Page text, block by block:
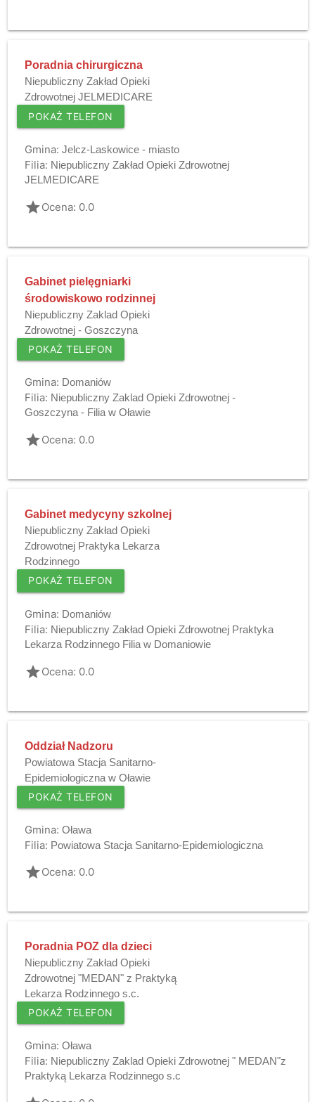
Poradnia chirurgiczna
Niepubliczny Zakład Opieki
Zdrowotnej JELMEDICARE
POKAŻ TELEFON
Gmina: Jelcz-Laskowice - miasto
Filia: Niepubliczny Zakład Opieki Zdrowotnej
JELMEDICARE
gradeOcena: 0.0
Gabinet pielęgniarki
środowiskowo rodzinnej
Niepubliczny Zaklad Opieki
Zdrowotnej - Goszczyna
POKAŻ TELEFON
Gmina: Domaniów
Filia: Niepubliczny Zaklad Opieki Zdrowotnej -
Goszczyna - Filia w Oławie
gradeOcena: 0.0
Gabinet medycyny szkolnej
Niepubliczny Zakład Opieki
Zdrowotnej Praktyka Lekarza
Rodzinnego
POKAŻ TELEFON
Gmina: Domaniów
Filia: Niepubliczny Zakład Opieki Zdrowotnej Praktyka
Lekarza Rodzinnego Filia w Domaniowie
gradeOcena: 0.0
Oddział Nadzoru
Powiatowa Stacja Sanitarno-
Epidemiologiczna w Oławie
POKAŻ TELEFON
Gmina: Oława
Filia: Powiatowa Stacja Sanitarno-Epidemiologiczna
gradeOcena: 0.0
Poradnia POZ dla dzieci
Niepubliczny Zakład Opieki
Zdrowotnej "MEDAN" z Praktyką
Lekarza Rodzinnego s.c.
POKAŻ TELEFON
Gmina: Oława
Filia: Niepubliczny Zaklad Opieki Zdrowotnej " MEDAN"z
Praktyką Lekarza Rodzinnego s.c